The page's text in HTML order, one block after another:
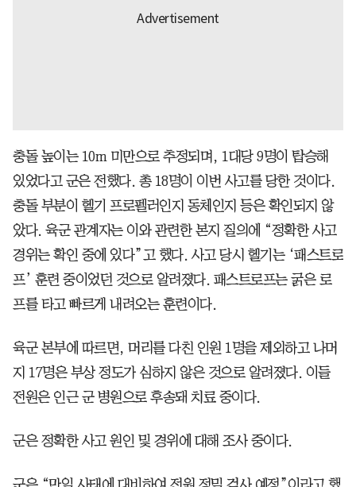
충돌 높이는 10m 미만으로 추정되며, 1대당 9명이 탑승해
있었다고 군은 전했다. 총 18명이 이번 사고를 당한 것이다.
충돌 부분이 헬기 프로펠러인지 동체인지 등은 확인되지 않
았다. 육군 관계자는 이와 관련한 본지 질의에 “정확한 사고
경위는 확인 중에 있다”고 했다. 사고 당시 헬기는 ‘패스트로
프’ 훈련 중이었던 것으로 알려졌다. 패스트로프는 굵은 로
프를 타고 빠르게 내려오는 훈련이다.
육군 본부에 따르면, 머리를 다친 인원 1명을 제외하고 나머
지 17명은 부상 정도가 심하지 않은 것으로 알려졌다. 이들
전원은 인근 군 병원으로 후송돼 치료 중이다.
군은 정확한 사고 원인 및 경위에 대해 조사 중이다.